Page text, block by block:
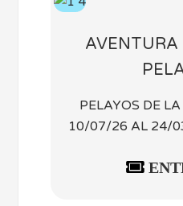
PELAYOS DE
10/07/26 AL 24/